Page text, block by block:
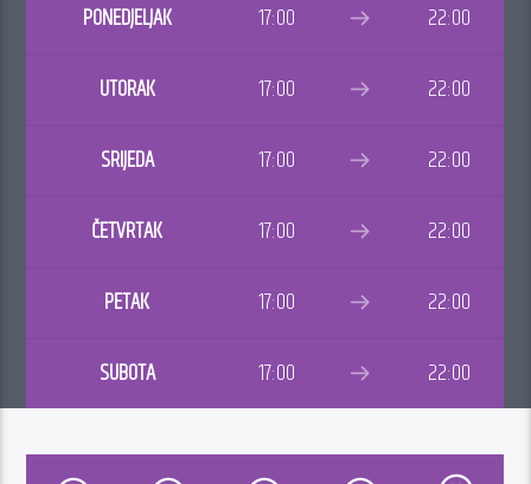
PONEDJELJAK 17:00 22:00
UTORAK 17:00 22:00
SRIJEDA 17:00 22:00
ČETVRTAK 17:00 22:00
PETAK 17:00 22:00
SUBOTA 17:00 22:00